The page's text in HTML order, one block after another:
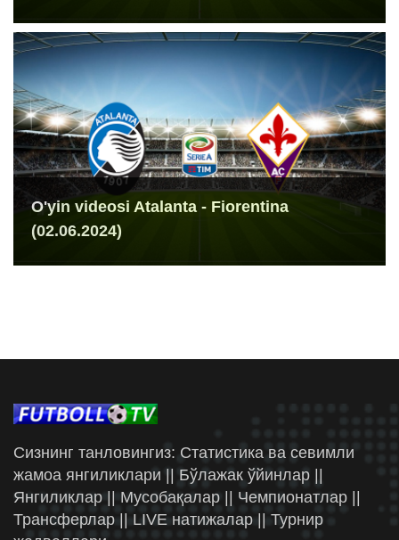
O'yin videosi Atalanta - Fiorentina
(02.06.2024)
Сизнинг танловингиз: Статистика ва севимли
жамоа янгиликлари || Бўлажак ўйинлар ||
Янгиликлар || Мусобақалар || Чемпионатлар ||
Трансферлар || LIVE натижалар || Турнир